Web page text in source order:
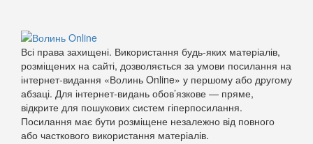
Всі права захищені. Використання будь-яких матеріалів,
розміщених на сайті, дозволяється за умови посилання на
інтернет-видання «Волинь Online» у першому або другому
абзаці. Для інтернет-видань обов’язкове — пряме,
відкрите для пошукових систем гіперпосилання.
Посилання має бути розміщене незалежно від повного
або часткового використання матеріалів.